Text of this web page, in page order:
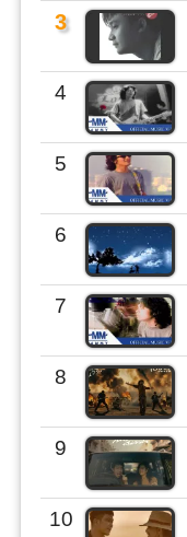
3
4
5
6
7
8
9
10